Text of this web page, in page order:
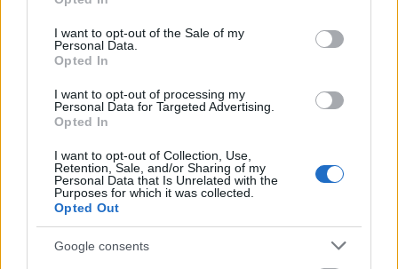
use your data for below specified purposes in below Google
consent section.
I want to opt-out of the Sale of my
Personal Data.
Opted In
I want to opt-out of processing my
Personal Data for Targeted Advertising.
Opted In
I want to opt-out of Collection, Use,
Retention, Sale, and/or Sharing of my
Personal Data that Is Unrelated with the
Purposes for which it was collected.
Opted Out
Google consents
percbe kellett összesűríteni. Ez nem könnyű feladat.
"Az éjben eső felesel, rólam locsog - járdára zuhog,
kábel; dühöng a szívem, dühöng e Bábel."
Egyébként
csak a bemutató után néztem meg azt a felvételt,
a megrázó, hogy ő is ugyanabban a tempóban,
páratlan ritmusban szavalta el, ahogy mi.
Sziveri
valóban fogta a kezünket, és vezetett minket. Az
általa kijelölt útról egész egyszerűen nem lehetett
letérni.